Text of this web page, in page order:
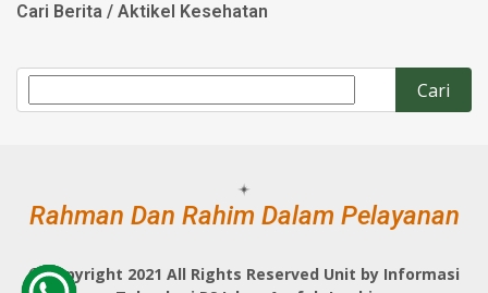
Cari Berita / Aktikel Kesehatan
Rahman Dan Rahim Dalam Pelayanan
©Copyright 2021 All Rights Reserved Unit by Informasi